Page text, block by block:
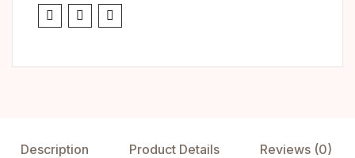
Description Product Details Reviews (0)